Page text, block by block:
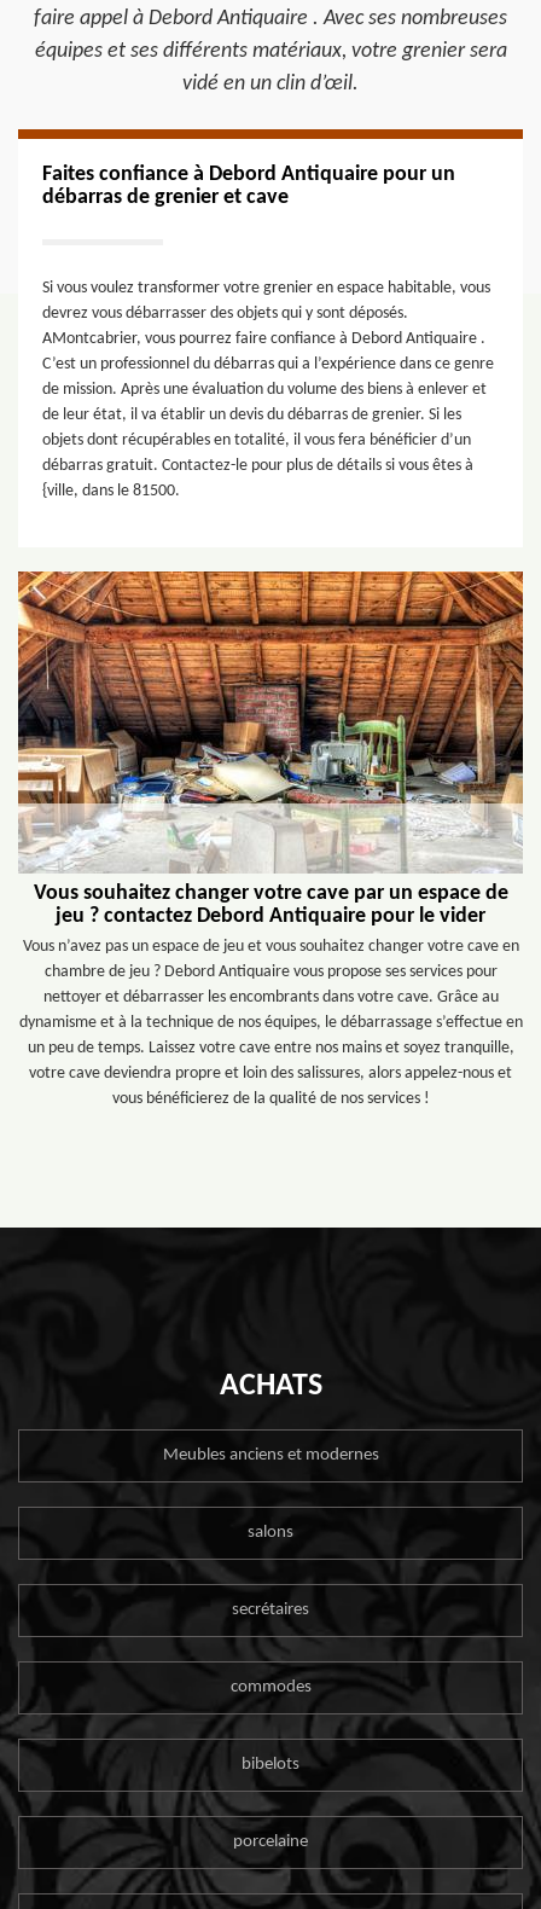
faire appel à Debord Antiquaire . Avec ses nombreuses
équipes et ses différents matériaux, votre grenier sera
vidé en un clin d’œil.
Faites confiance à Debord Antiquaire pour un
débarras de grenier et cave
Si vous voulez transformer votre grenier en espace habitable, vous
devrez vous débarrasser des objets qui y sont déposés.
AMontcabrier, vous pourrez faire confiance à Debord Antiquaire .
C’est un professionnel du débarras qui a l’expérience dans ce genre
de mission. Après une évaluation du volume des biens à enlever et
de leur état, il va établir un devis du débarras de grenier. Si les
objets dont récupérables en totalité, il vous fera bénéficier d’un
débarras gratuit. Contactez-le pour plus de détails si vous êtes à
{ville, dans le 81500.
Vous souhaitez changer votre cave par un espace de
jeu ? contactez Debord Antiquaire pour le vider
Vous n’avez pas un espace de jeu et vous souhaitez changer votre cave en
chambre de jeu ? Debord Antiquaire vous propose ses services pour
nettoyer et débarrasser les encombrants dans votre cave. Grâce au
dynamisme et à la technique de nos équipes, le débarrassage s’effectue en
un peu de temps. Laissez votre cave entre nos mains et soyez tranquille,
votre cave deviendra propre et loin des salissures, alors appelez-nous et
vous bénéficierez de la qualité de nos services !
ACHATS
Meubles anciens et modernes
salons
secrétaires
commodes
bibelots
porcelaine